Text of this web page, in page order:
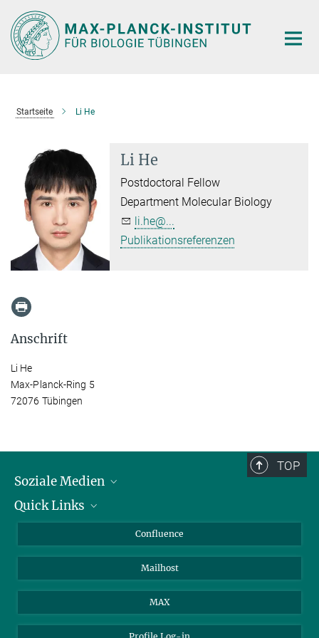
Hauptinhalt
Startseite Li He
Li He
Postdoctoral Fellow
Department Molecular Biology
li.he@...
Publikationsreferenzen
Anschrift
Li He
Max-Planck-Ring 5
72076 Tübingen
TOP
Soziale Medien
LinkedIn
Quick Links
Für Journalisten und Journalistinnen
Ihr Weg zu uns
Confluence
Mailhost
MAX